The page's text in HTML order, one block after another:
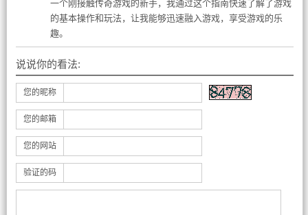
一个刚接触传奇游戏的新手，我通过这个指南快速了解了游戏
的基本操作和玩法，让我能够迅速融入游戏，享受游戏的乐
趣。
说说你的看法:
您的昵称
您的邮箱
您的网站
验证的码